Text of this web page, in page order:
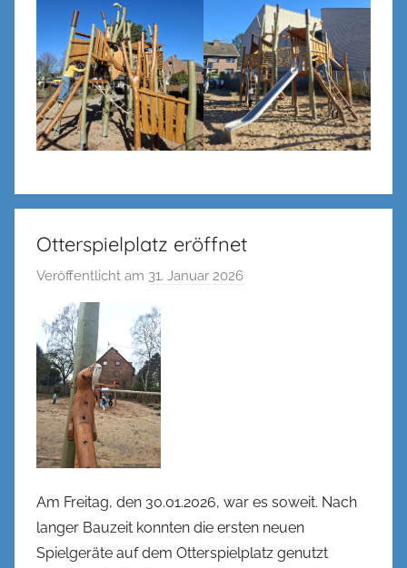
Otterspielplatz eröffnet
Veröffentlicht am 31. Januar 2026
Am Freitag, den 30.01.2026, war es soweit. Nach
langer Bauzeit konnten die ersten neuen
Spielgeräte auf dem Otterspielplatz genutzt